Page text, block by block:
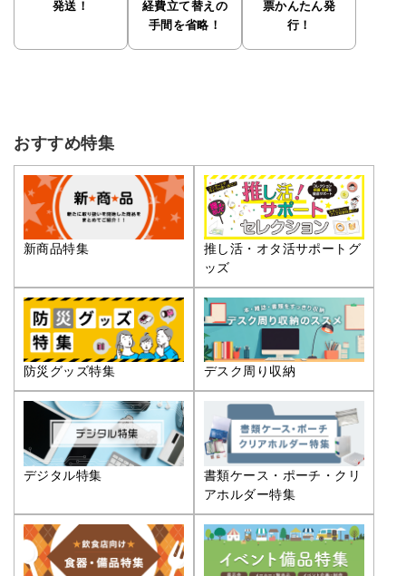
発送！
経費立て替えの
手間を省略！
票かんたん発
行！
おすすめ特集
新商品特集
推し活・オタ活サポートグ
ッズ
防災グッズ特集 デスク周り収納
デジタル特集
書類ケース・ポーチ・クリ
アホルダー特集